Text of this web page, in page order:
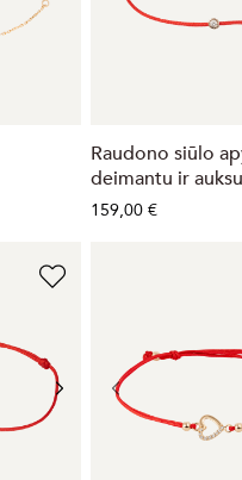
Raudono siūlo
deimantu ir
159,00 €